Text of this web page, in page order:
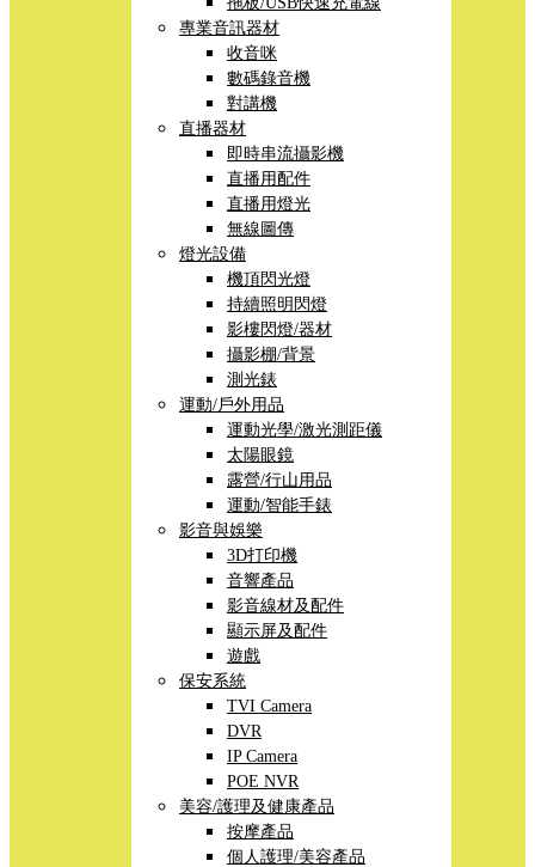
專業音訊器材
收音咪
數碼錄音機
對講機
直播器材
即時串流攝影機
直播用配件
直播用燈光
無線圖傳
燈光設備
機頂閃光燈
持續照明閃燈
影樓閃燈/器材
攝影棚/背景
測光錶
運動/戶外用品
運動光學/激光測距儀
太陽眼鏡
露營/行山用品
運動/智能手錶
影音與娛樂
3D打印機
音響產品
影音線材及配件
顯示屏及配件
遊戲
保安系統
TVI Camera
DVR
IP Camera
POE NVR
美容/護理及健康產品
按摩產品
個人護理/美容產品